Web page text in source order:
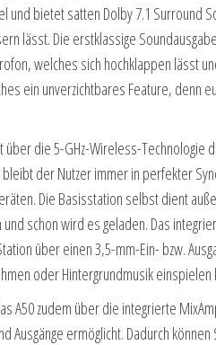
und bietet satten Dolby 7.1 Surround
lässt. Die erstklassige
welches sich hochklappen lässt
ein unverzichtbares Feature, denn
über die 5-GHz-Wireless-
der Nutzer immer in perfekter
Die Basisstation selbst dient
schon wird es geladen. Das
über einen 3,5-mm-Ein- bzw.
oder Hintergrundmusik einspielen
A50 zudem über die integrierte
Ausgänge ermöglicht. Dadurch